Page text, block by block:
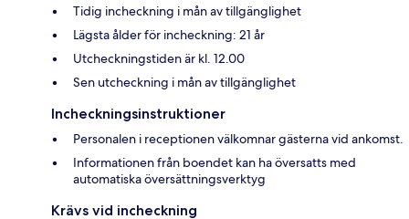
Tidig incheckning i mån av tillgänglighet
Lägsta ålder för incheckning: 21 år
Utcheckningstiden är kl. 12.00
Sen utcheckning i mån av tillgänglighet
Incheckningsinstruktioner
Personalen i receptionen välkomnar gästerna vid ankomst.
Informationen från boendet kan ha översatts med
automatiska översättningsverktyg
Krävs vid incheckning